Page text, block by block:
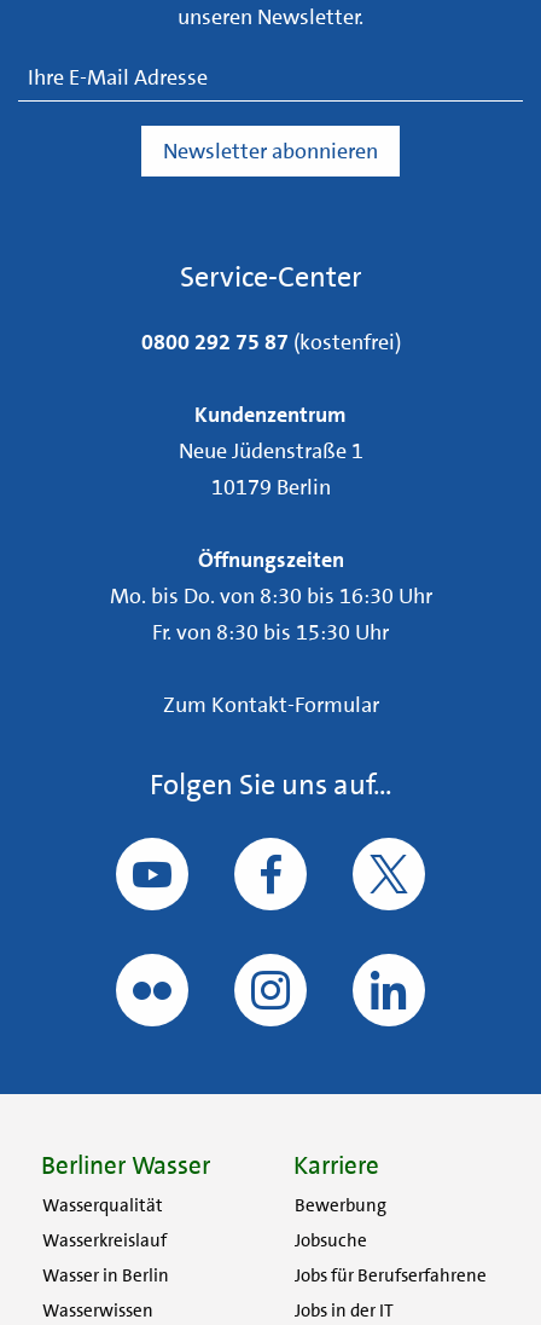
unseren Newsletter.
Service-Center
0800 292 75 87 (kostenfrei)
Kundenzentrum
Neue Jüdenstraße 1
10179 Berlin
Öffnungszeiten
Mo. bis Do. von 8:30 bis 16:30 Uhr
Fr. von 8:30 bis 15:30 Uhr
Zum Kontakt-Formular
Folgen Sie uns auf...
Berliner Wasser
Wasserqualität
Wasserkreislauf
Wasser in Berlin
Wasserwissen
Karriere
Bewerbung
Jobsuche
Jobs für Berufserfahrene
Jobs in der IT